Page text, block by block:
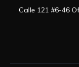
Calle 121 #6-46